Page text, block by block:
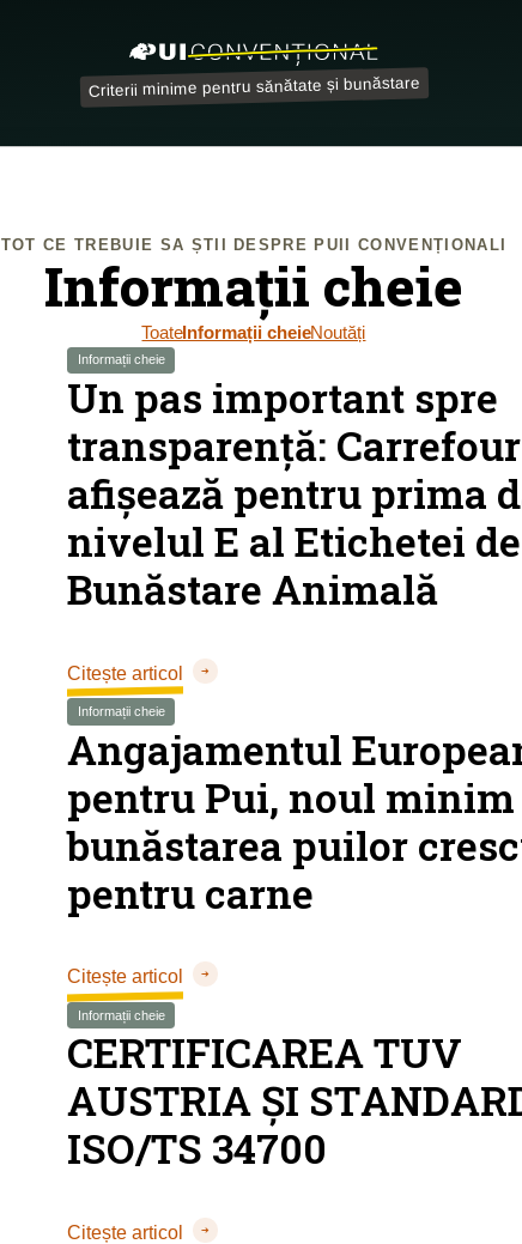
Criterii minime pentru sănătate și bunăstare
TOT CE TREBUIE SA ȘTII DESPRE PUII CONVENȚIONALI
Informații cheie
ToateInformații cheieNoutăți
Informații cheie
Un pas important spre
transparență: Carrefour
afișează pentru prima
nivelul E al Etichetei de
Bunăstare Animală
Citește articol
Informații cheie
Angajamentul
pentru Pui, noul
bunăstarea puilor
pentru carne
Citește articol
Informații cheie
CERTIFICAREA TUV
AUSTRIA ȘI
ISO/TS 34700
Citește articol